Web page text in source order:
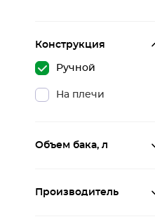
Конструкция
Ручной
На плечи
Объем бака, л
Производитель